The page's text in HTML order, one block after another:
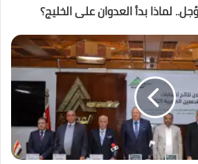
لماذا بدأ العدوان على الخليج؟